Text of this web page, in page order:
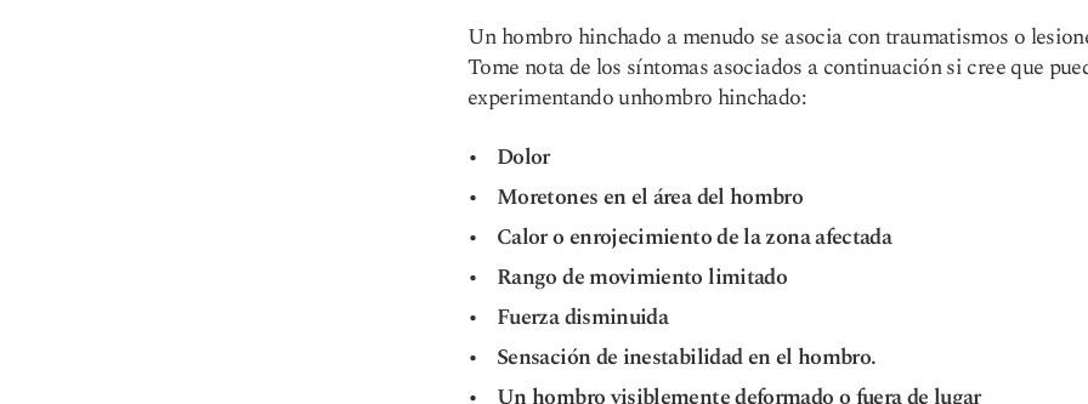
Un hombro hinchado a menudo se asocia con traumatismos o
Tome nota de los síntomas asociados a continuación si cree que
experimentando unhombro hinchado:
Dolor
Moretones en el área del hombro
Calor o enrojecimiento de la zona afectada
Rango de movimiento limitado
Fuerza disminuida
Sensación de inestabilidad en el hombro.
Un hombro visiblemente deformado o fuera de lugar